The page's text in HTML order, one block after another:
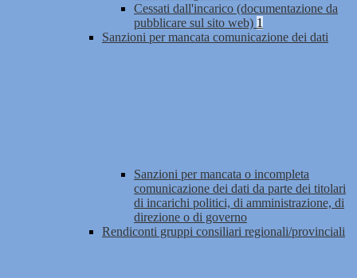
Cessati dall'incarico (documentazione da
pubblicare sul sito web) 1
Sanzioni per mancata comunicazione dei dati
Sanzioni per mancata o incompleta
comunicazione dei dati da parte dei titolari
di incarichi politici, di amministrazione, di
direzione o di governo
Rendiconti gruppi consiliari regionali/provinciali